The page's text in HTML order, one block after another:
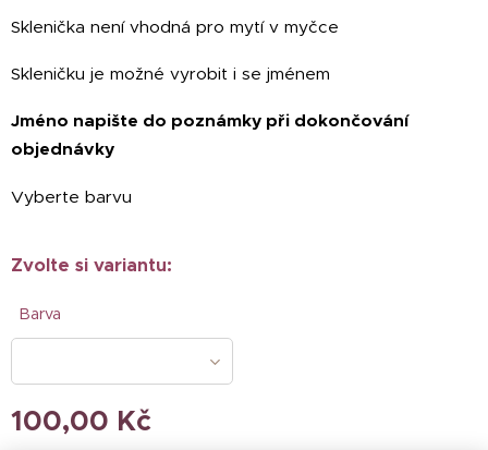
Sklenička není vhodná pro mytí v myčce
Skleničku je možné vyrobit i se jménem
Jméno napište do poznámky při dokončování
objednávky
Vyberte barvu
Zvolte si variantu:
Barva
100,00 Kč